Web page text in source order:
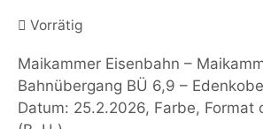
Vorrätig
Maikammer Eisenbahn –
Bahnübergang BÜ 6,9 –
Datum: 25.2.2026, Farbe, Format